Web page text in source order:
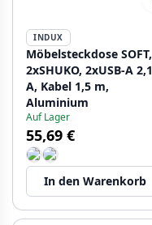
INDUX
Möbelsteckdose SOFT,
2xSHUKO, 2xUSB-A 2,1
A, Kabel 1,5 m,
Aluminium
Auf Lager
55,69 €
In den Warenkorb